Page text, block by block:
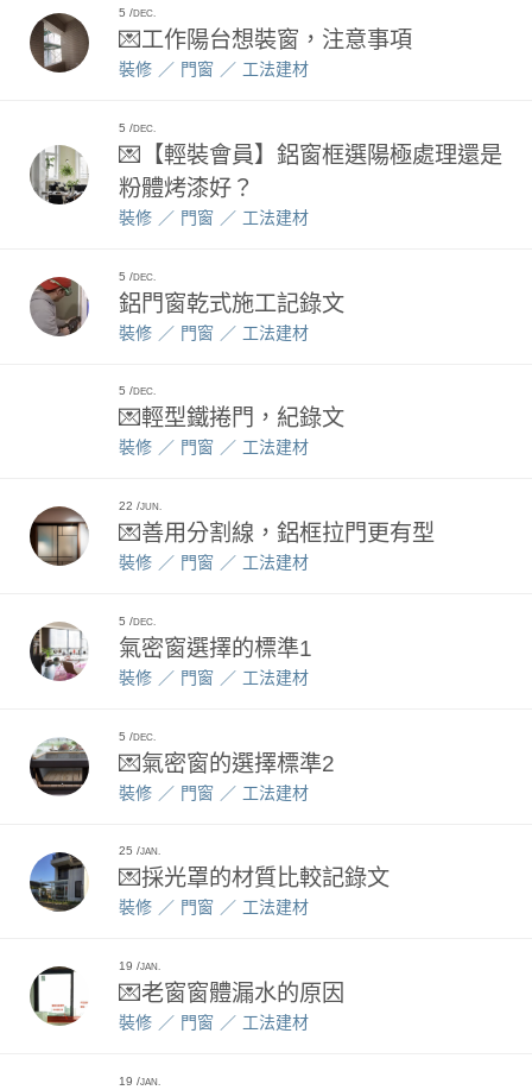
5 DEC.
💌工作陽台想裝窗，注意事項
裝修 門窗 工法建材
5 DEC.
💌【輕裝會員】鋁窗框選陽極處理還是
粉體烤漆好？
裝修 門窗 工法建材
5 DEC.
鋁門窗乾式施工記錄文
裝修 門窗 工法建材
5 DEC.
💌輕型鐵捲門，紀錄文
裝修 門窗 工法建材
22 JUN.
💌善用分割線，鋁框拉門更有型
裝修 門窗 工法建材
5 DEC.
氣密窗選擇的標準1
裝修 門窗 工法建材
5 DEC.
💌氣密窗的選擇標準2
裝修 門窗 工法建材
25 JAN.
💌採光罩的材質比較記錄文
裝修 門窗 工法建材
19 JAN.
💌老窗窗體漏水的原因
裝修 門窗 工法建材
19 JAN.